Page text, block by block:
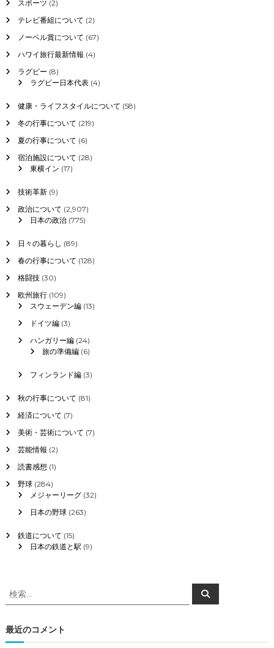
スポーツ (2)
テレビ番組について (2)
ノーベル賞について (67)
ハワイ旅行最新情報 (4)
ラグビー (8)
ラグビー日本代表(4)
健康・ライフスタイルについて (58)
冬の行事について (219)
夏の行事について (6)
宿泊施設について (28)
東横イン (17)
技術革新(9)
政治について (2,907)
日本の政治(775)
日々の暮らし (89)
春の行事について (128)
格闘技(30)
欧州旅行(109)
スウェーデン編(13)
ドイツ編(3)
ハンガリー編(24)
旅の準備編(6)
フィンランド編(3)
秋の行事について (81)
経済について (7)
美術・芸術について (7)
芸能情報 (2)
読書感想 (1)
野球(284)
メジャーリーグ(32)
日本の野球(263)
鉄道について (15)
日本の鉄道と駅 (9)
検
索
象
:
検
索
最近のコメント